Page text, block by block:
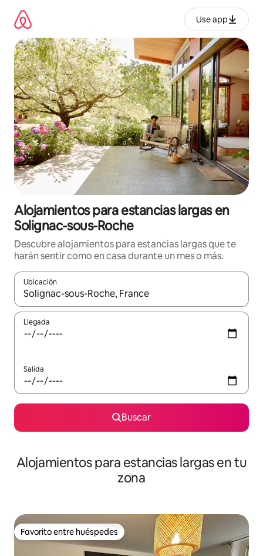
contenido
Use app
Alojamientos para estancias largas en
Solignac-sous-Roche
Descubre alojamientos para estancias largas que te
harán sentir como en casa durante un mes o más.
Ubicación
Cuando los resultados estén disponibles, podrás navegar
Llegada
Salida
Buscar
Alojamientos para estancias largas en tu
zona
Favorito entre huéspedes
Favorito entre huéspedes